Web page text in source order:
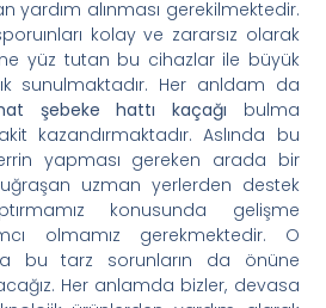
yardım alınması gerekilmektedir.
kolay ve zararsız olarak
yüz tutan bu cihazlar ile büyük
sunulmaktadır. Her anldam da
şebeke hattı kaçağı bulma
kazandırmaktadır. Aslında bu
yapması gereken arada bir
uzman yerlerden destek
konusunda gelişme
olmamız gerekmektedir. O
bu tarz sorunların da önüne
Her anlamda bizler, devasa